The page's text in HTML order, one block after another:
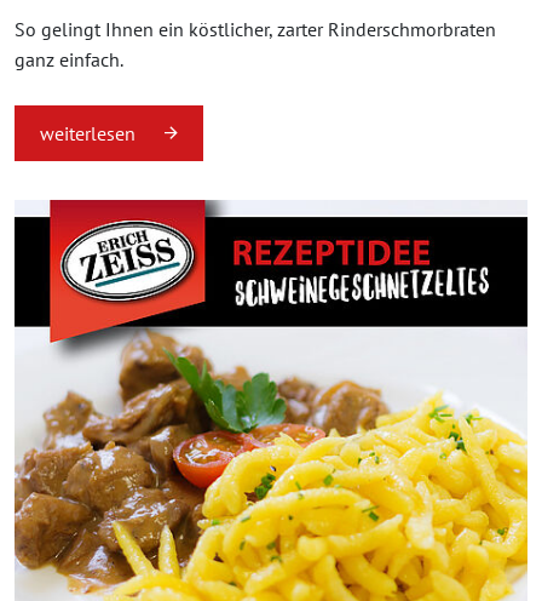
So gelingt Ihnen ein köstlicher, zarter Rinderschmorbraten
ganz einfach.
weiterlesen